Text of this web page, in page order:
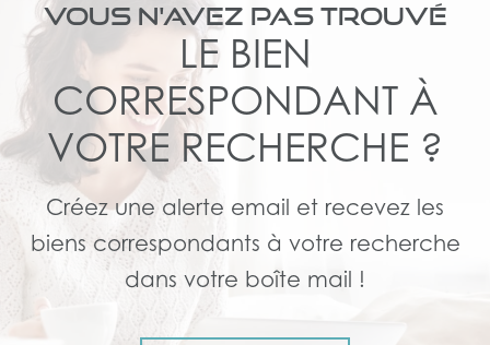
VOUS N'AVEZ PAS TROUVÉ
LE BIEN
CORRESPONDANT À
VOTRE RECHERCHE ?
Créez une alerte email et recevez les
biens correspondants à votre recherche
dans votre boîte mail !